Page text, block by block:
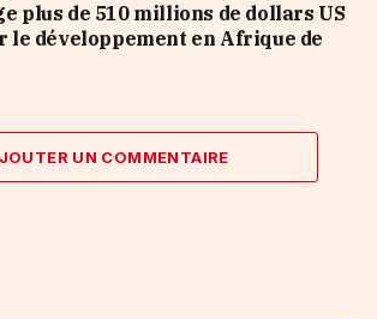
plus de 510 millions de dollars US
le développement en Afrique de
UN COMMENTAIRE